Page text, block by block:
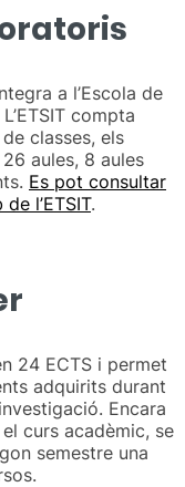
a l’Escola de
compta
classes, els
aules, 8 aules
Es pot consultar
l’ETSIT.
24 ECTS i permet
adquirits durant
Encara
curs acadèmic, se
semestre una